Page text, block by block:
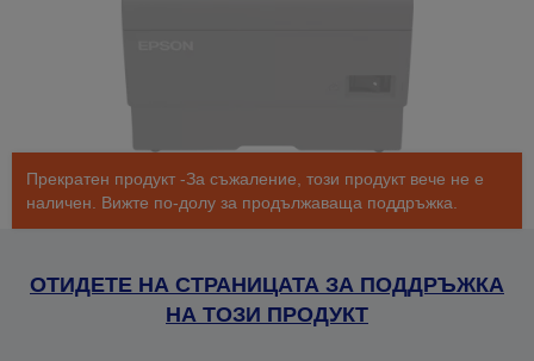
Прекратен продукт -За съжаление, този продукт вече не е
наличен. Вижте по-долу за продължаваща поддръжка.
ОТИДЕТЕ НА СТРАНИЦАТА ЗА ПОДДРЪЖКА
НА ТОЗИ ПРОДУКТ